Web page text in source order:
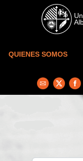
Skip to main content
QUIENES SOMOS